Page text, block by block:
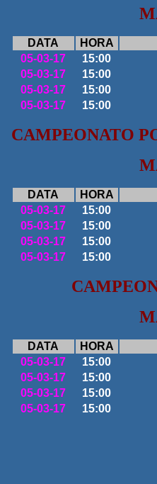
DATA HORA
05-03-17
15:00
05-03-17
15:00
05-03-17
15:00
05-03-17
15:00
CAMPEONATO
DATA HORA
05-03-17
15:00
05-03-17
15:00
05-03-17
15:00
05-03-17
15:00
DATA HORA
05-03-17
15:00
05-03-17
15:00
05-03-17
15:00
05-03-17
15:00